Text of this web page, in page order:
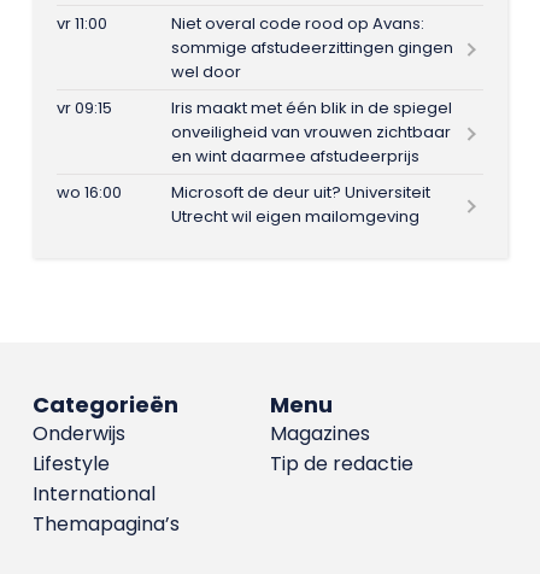
vr 11:00
Niet overal code rood op Avans:
sommige afstudeerzittingen gingen
wel door
vr 09:15
Iris maakt met één blik in de spiegel
onveiligheid van vrouwen zichtbaar
en wint daarmee afstudeerprijs
wo 16:00
Microsoft de deur uit? Universiteit
Utrecht wil eigen mailomgeving
Menu
Magazines
Tip de redactie
Categorieën
Onderwijs
Lifestyle
International
Themapagina’s